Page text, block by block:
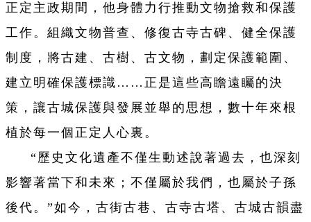
正定主政期間，他身體力行推動文物搶救和保護
工作。組織文物普查、修復古寺古碑、健全保護
制度，將古建、古樹、古文物，劃定保護範圍、
建立明確保護標識……正是這些高瞻遠矚的決
策，讓古城保護與發展並舉的思想，數十年來根
植於每一個正定人心裏。
“歷史文化遺產不僅生動述說著過去，也深刻
影響著當下和未來；不僅屬於我們，也屬於子孫
後代。”如今，古街古巷、古寺古塔、古城古韻盡